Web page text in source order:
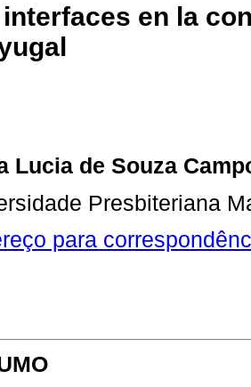
interfaces en la
Lucia de Souza
Presbiteriana
para